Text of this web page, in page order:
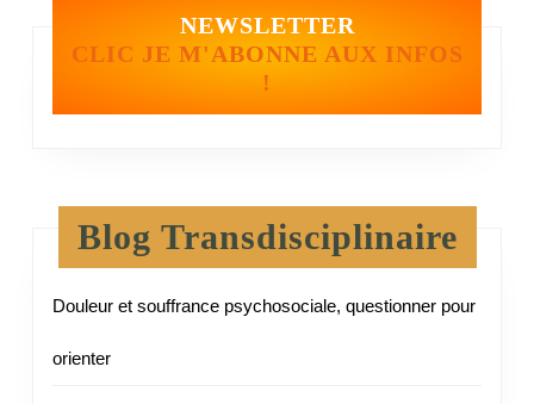
NEWSLETTER
CLIC JE M'ABONNE AUX INFOS
!
Blog Transdisciplinaire
Douleur et souffrance psychosociale, questionner pour
orienter